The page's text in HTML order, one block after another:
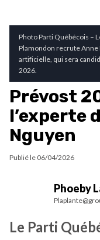
Photo Parti Québécois –
Plamondon recrute Anne
artificielle, qui sera
2026.
Prévost
l’experte
Nguyen
Publié le 06/04/2026
Phoeby
Le Parti